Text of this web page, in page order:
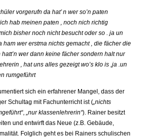
vorgerufn da hat’ n wer so’n paten
hab meinen paten , noch nich richtig
bisher noch nicht besucht oder so . ja un
ham wer erstma nichts gemacht , die fächer die
wer dann keine fächer sondern halt nur
, hat uns alles gezeigt wo’s klo is ,ja .un
rumgeführt
sich ein erfahrener Mangel, dass der
Schultag mit Fachunterricht ist („nichts
,„nur klassenlehrerin“). Rainer besitzt
und entwirft das Neue (z.B. Gebäude,
Folglich geht es bei Rainers schulischen